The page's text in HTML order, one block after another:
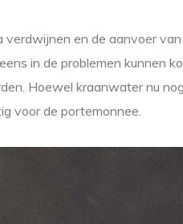
verdwijnen en de aanvoer
in de problemen kunnen
Hoewel kraanwater nu
voor de portemonnee.